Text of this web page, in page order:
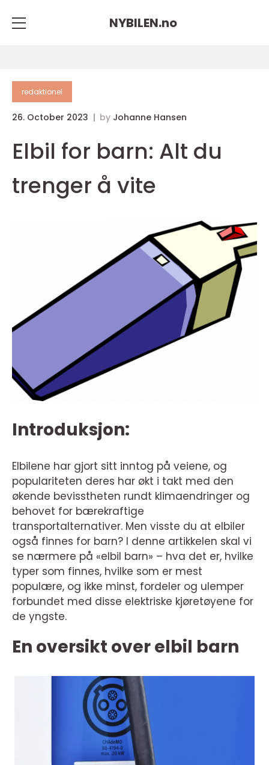
NYBILEN.no
redaktionel
26. October 2023 by Johanne Hansen
Elbil for barn: Alt du
trenger å vite
Introduksjon:
Elbilene har gjort sitt inntog på veiene, og
populariteten deres har økt i takt med den
økende bevisstheten rundt klimaendringer og
behovet for bærekraftige
transportalternativer. Men visste du at elbiler
også finnes for barn? I denne artikkelen skal vi
se nærmere på «elbil barn» – hva det er, hvilke
typer som finnes, hvilke som er mest
populære, og ikke minst, fordeler og ulemper
forbundet med disse elektriske kjøretøyene for
de yngste.
En oversikt over elbil barn